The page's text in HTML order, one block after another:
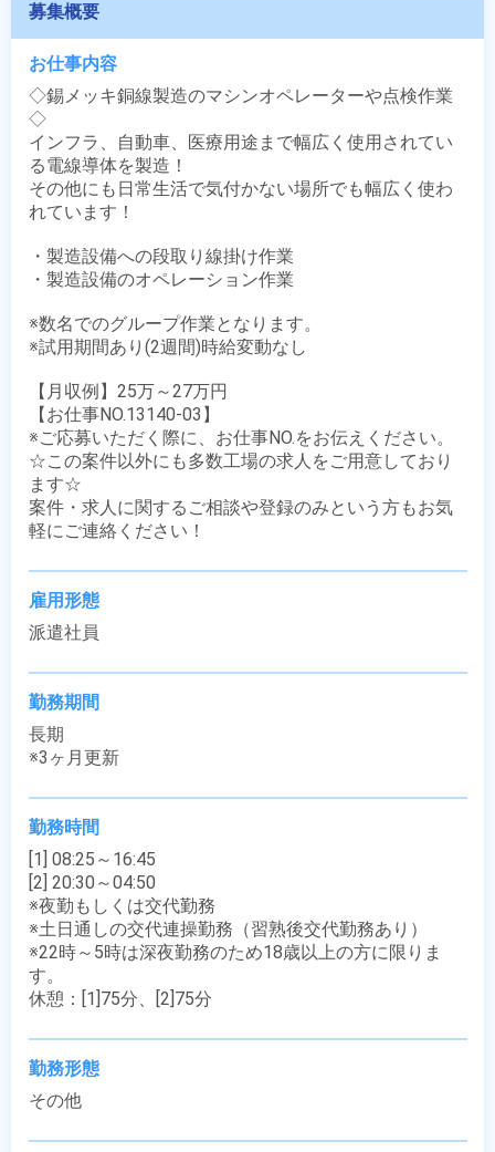
募集概要
お仕事内容
◇錫メッキ銅線製造のマシンオペレーターや点検作業
◇
インフラ、自動車、医療用途まで幅広く使用されてい
る電線導体を製造！
その他にも日常生活で気付かない場所でも幅広く使わ
れています！
・製造設備への段取り線掛け作業
・製造設備のオペレーション作業
※数名でのグループ作業となります。
※試用期間あり(2週間)時給変動なし
【月収例】25万～27万円
【お仕事NO.13140-03】
※ご応募いただく際に、お仕事NO.をお伝えください。
☆この案件以外にも多数工場の求人をご用意しており
ます☆
案件・求人に関するご相談や登録のみという方もお気
軽にご連絡ください！
雇用形態
派遣社員
勤務期間
長期
※3ヶ月更新
勤務時間
[1] 08:25～16:45
[2] 20:30～04:50
※夜勤もしくは交代勤務
※土日通しの交代連操勤務（習熟後交代勤務あり）
※22時～5時は深夜勤務のため18歳以上の方に限りま
す。
休憩：[1]75分、[2]75分
勤務形態
その他